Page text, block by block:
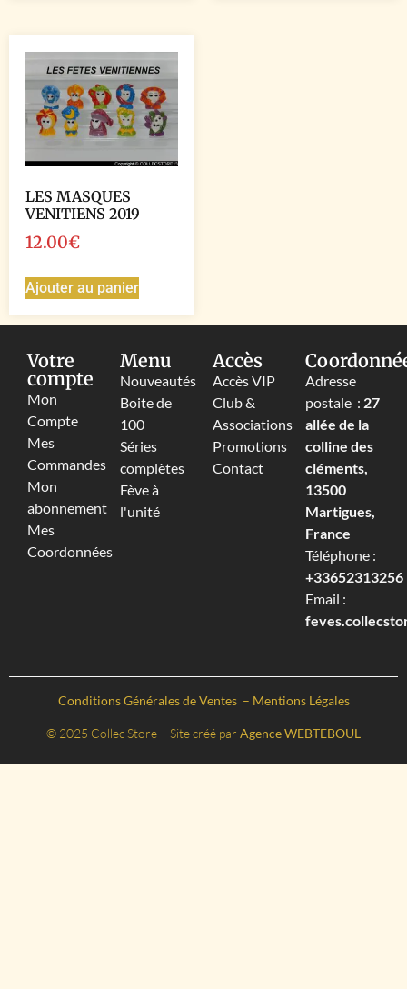
LES MASQUES
VENITIENS 2019
12.00€
Ajouter au panier
Votre
compte
Mon
Compte
Mes
Commandes
Mon
abonnement
Mes
Coordonnées
Menu
Nouveautés
Boite de
100
Séries
complètes
Fève à
l'unité
Accès
Accès VIP
Club &
Associations
Promotions
Contact
Adresse
postale : 27
allée de la
colline des
cléments,
13500
Martigues,
France
Téléphone :
+33652313256‬
Email :
Conditions Générales de Ventes – Mentions Légales
© 2025 Collec Store – Site créé par Agence WEBTEBOUL